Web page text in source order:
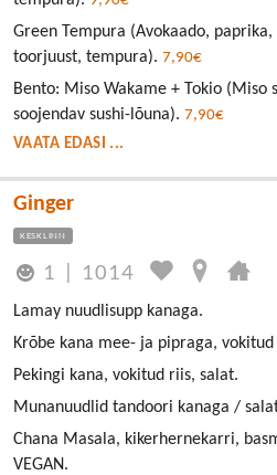
Green Tempura (Avokaado,
toorjuust, tempura). 7,90€
Bento: Miso Wakame + Tokio (Miso
soojendav sushi-lõuna). 7,90€
VAATA EDASI ...
Ginger
KESKLINN
1 1014
Lamay nuudlisupp kanaga.
Krõbe kana mee- ja pipraga,
Pekingi kana, vokitud riis, salat.
Munanuudlid tandoori kanaga /
Chana Masala, kikerhernekarri,
VEGAN.